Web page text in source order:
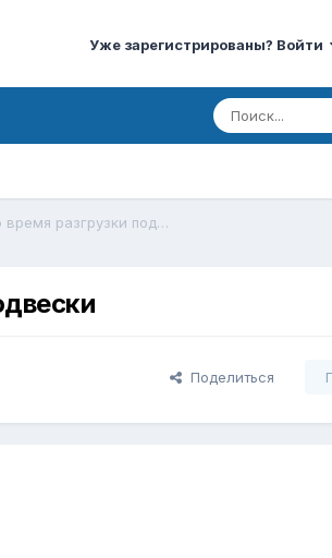
Уже зарегистрированы? Войти
Камри 50 ведёт вправо на лежачих полицейских во время разгрузки подвески
Поделиться